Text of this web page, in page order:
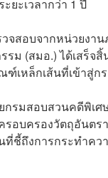
ยะเวลากว่า 1 ปี
จสอบจากหน่วยงา
(สมอ.) ได้เสร็จสิ้
เหล็กเส้นที่เข้าสู่
รมสอบสวนคดีพิเ
รอบครองวัตถุอันต
ที่ชี้ถึงการกระทำค